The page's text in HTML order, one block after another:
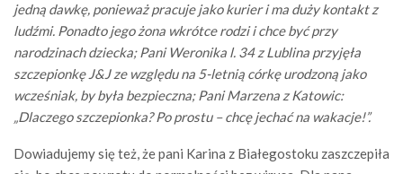
jedną dawkę, ponieważ pracuje jako kurier i ma duży kontakt z
ludźmi. Ponadto jego żona wkrótce rodzi i chce być przy
narodzinach dziecka; Pani Weronika l. 34 z Lublina przyjęła
szczepionkę J&J ze względu na 5-letnią córkę urodzoną jako
wcześniak, by była bezpieczna; Pani Marzena z Katowic:
„Dlaczego szczepionka? Po prostu – chcę jechać na wakacje!”.
Dowiadujemy się też, że pani Karina z Białegostoku zaszczepiła